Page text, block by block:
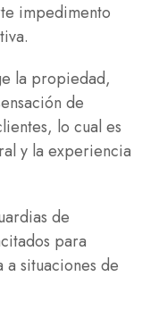
impedimento
la propiedad,
de
lo cual es
y la experiencia
de
para
situaciones de